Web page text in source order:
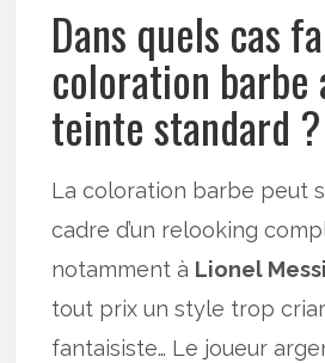
Dans quels cas
coloration barbe
teinte standard ?
La coloration barbe peut
cadre d’un relooking
notamment à Lionel
tout prix un style trop
fantaisiste… Le joueur